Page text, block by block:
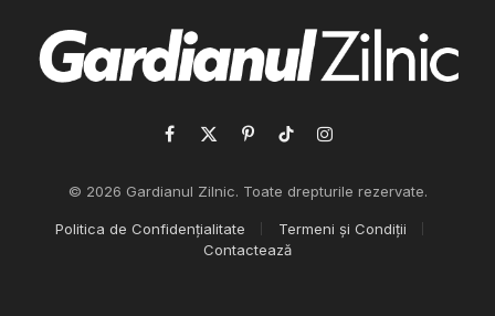
Facebook
X
PinterestTikTokInstagram
© 2026 Gardianul Zilnic. Toate drepturile rezervate.
Politica de Confidențialitate
Termeni și Condiții
Contactează